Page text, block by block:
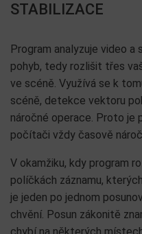
STABILIZACE
Program analyzuje video
pohyb, tedy rozlišit třes
ve scéně. Využívá se k
scéně, detekce vektoru
náročné operace. Proto je
počítači vždy časově
V okamžiku, kdy program
políčkách záznamu,
je jeden po jednom
chvění. Posun zákonitě